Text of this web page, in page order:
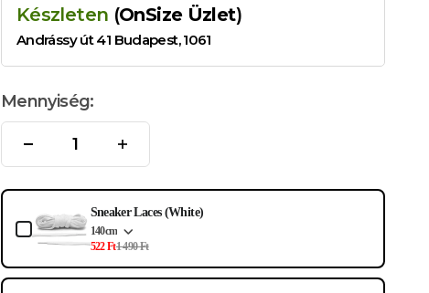
Készleten (OnSize Üzlet)
Andrássy út 41 Budapest, 1061
Mennyiség:
Use the Previous and Next buttons to navigate through product
Sneaker Laces (White)
140cm
522 Ft1 490 Ft